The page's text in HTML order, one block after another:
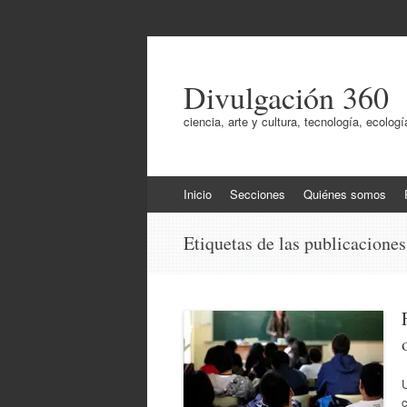
Divulgación 360
ciencia, arte y cultura, tecnología,
al
Inicio Secciones Quiénes somos
Etiquetas de las